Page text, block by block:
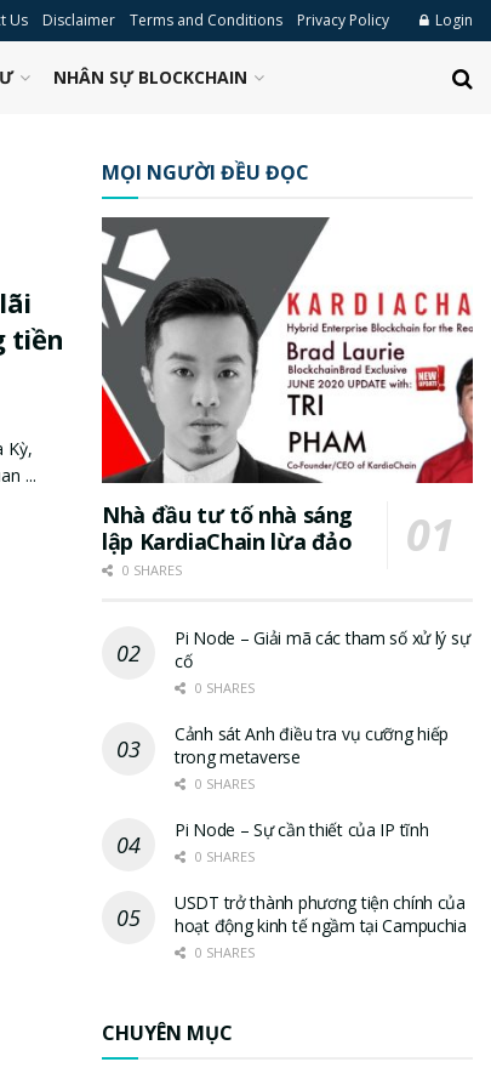
Us Disclaimer Terms and Conditions Privacy Policy Login
NHÂN SỰ BLOCKCHAIN
tiền
Kỳ,
...
MỌI NGƯỜI ĐỀU ĐỌC
Nhà đầu tư tố nhà sáng
lập KardiaChain lừa đảo
0 SHARES
Pi Node – Giải mã các tham số xử lý sự
cố
0 SHARES
Cảnh sát Anh điều tra vụ cưỡng hiếp
trong metaverse
0 SHARES
Pi Node – Sự cần thiết của IP tĩnh
0 SHARES
USDT trở thành phương tiện chính của
hoạt động kinh tế ngầm tại Campuchia
0 SHARES
CHUYÊN MỤC